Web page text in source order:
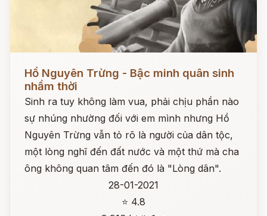
Đọc ngay
Hồ Nguyên Trừng - Bậc minh quân sinh
nhầm thời
Sinh ra tuy không làm vua, phải chịu phần nào
sự nhúng nhường đối với em mình nhưng Hồ
Nguyên Trừng vẫn tỏ rõ là người của dân tộc,
một lòng nghĩ đến đất nước và một thứ mà cha
ông không quan tâm đến đó là "Lòng dân".
28-01-2021
⭐ 4.8